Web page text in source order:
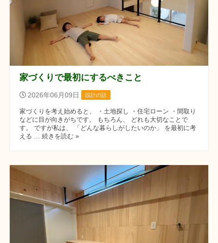
家づくりで最初にするべきこと
2026年06月09日 設計の話
家づくりを考え始めると、 ・土地探し ・住宅ローン ・間取り
などに目が向きがちです。 もちろん、 どれも大切なことで
す。 ですが私は、 「どんな暮らしがしたいのか」 を最初に考
える ... 続きを読む »